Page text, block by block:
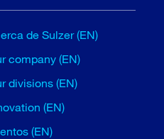
de Sulzer (EN)
company (EN)
divisions (EN)
(EN)
(EN)